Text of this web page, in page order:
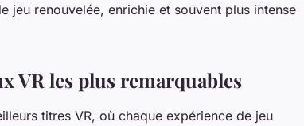
jeu renouvelée, enrichie et souvent plus intense
VR les plus remarquables
titres VR, où chaque expérience de jeu